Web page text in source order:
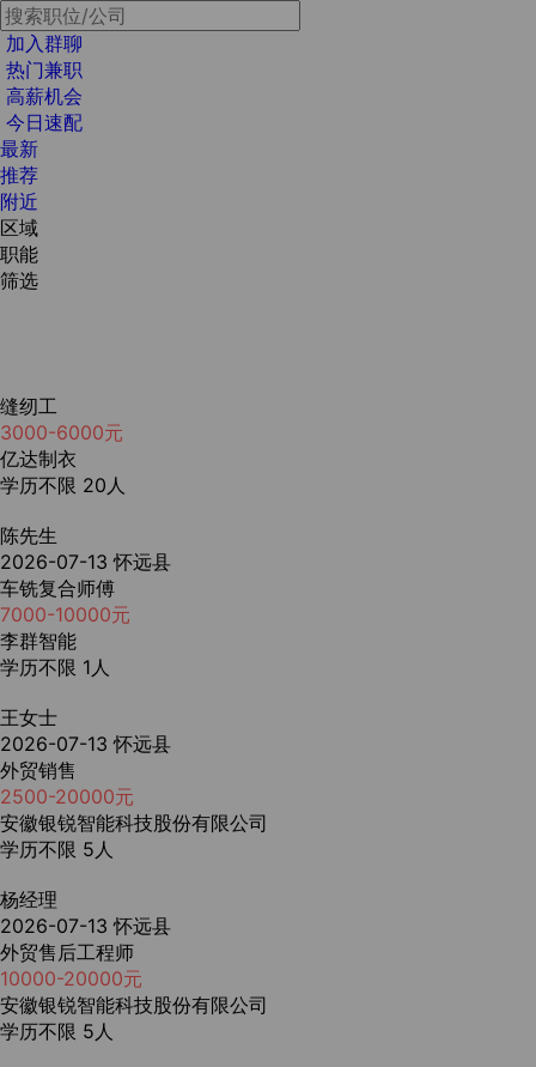
加入群聊
热门兼职
高薪机会
今日速配
最新
推荐
附近
区域
职能
筛选
缝纫工
3000-6000元
亿达制衣
学历不限 20人
陈先生
2026-07-13 怀远县
车铣复合师傅
7000-10000元
李群智能
学历不限 1人
王女士
2026-07-13 怀远县
外贸销售
2500-20000元
安徽银锐智能科技股份有限公司
学历不限 5人
杨经理
2026-07-13 怀远县
外贸售后工程师
10000-20000元
安徽银锐智能科技股份有限公司
学历不限 5人